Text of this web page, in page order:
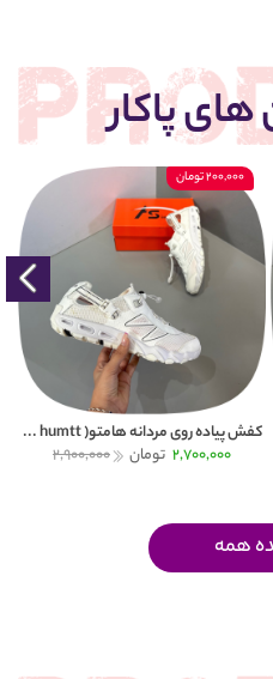
پاکار
200,000 تومان
کفش پیاده روی مردانه هامتو( humtt ...
2,700,000 تومان 2,900,000
همه